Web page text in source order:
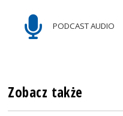
PODCAST AUDIO
Zobacz także